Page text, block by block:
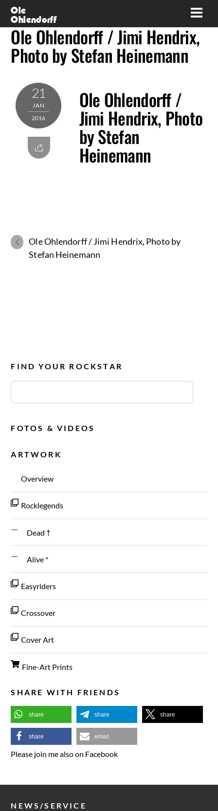
Skip
content
Ole
Ohlendorff
Ole Ohlendorff / Jimi Hendrix,
Photo by Stefan Heinemann
21
JAN
2016
Ole Ohlendorff /
Jimi Hendrix, Photo
by Stefan
Heinemann
Ole Ohlendorff / Jimi Hendrix, Photo by
Stefan Heinemann
FIND YOUR ROCKSTAR
FOTOS & VIDEOS
ARTWORK
Overview
Rocklegends
Dead †
Alive *
Easyriders
Crossover
Cover Art
Fine-Art Prints
SHARE WITH FRIENDS
share share share
share email
Please join me also on Facebook
NEWS/SERVICE